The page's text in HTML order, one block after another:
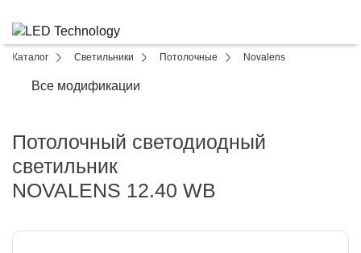
Каталог Светильники Потолочные Novalens
Все модификации
Потолочный светодиодный
светильник
NOVALENS 12.40 WB